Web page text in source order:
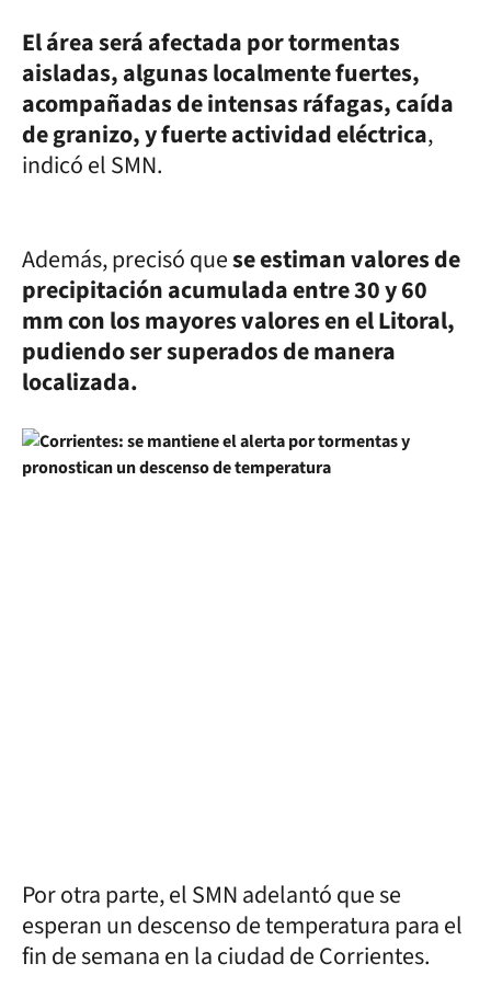
El área será afectada por tormentas
aisladas, algunas localmente fuertes,
acompañadas de intensas ráfagas, caída
de granizo, y fuerte actividad eléctrica,
indicó el SMN.
Además, precisó quese estiman valores de
precipitación acumulada entre 30 y 60
mm con los mayores valores en el Litoral,
pudiendo ser superados de manera
localizada.
Por otra parte, el SMN adelantó que se
esperan un descenso de temperatura para el
fin de semana en la ciudad de Corrientes.